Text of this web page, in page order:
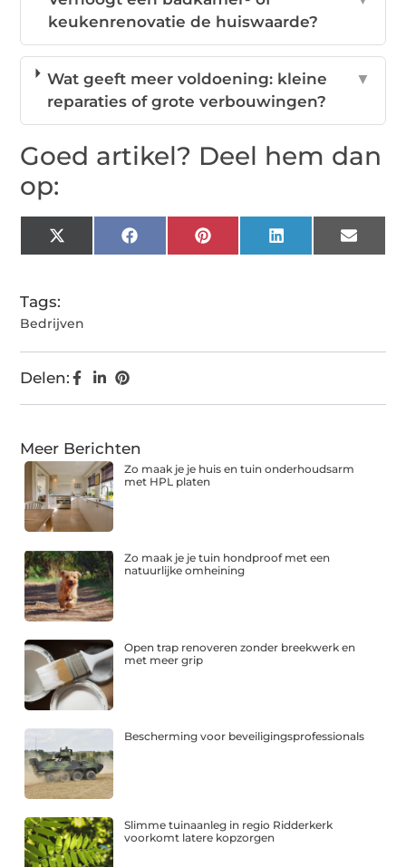
keukenrenovatie de huiswaarde?
Wat geeft meer voldoening: kleine
reparaties of grote verbouwingen?
▼
Goed artikel? Deel hem dan
op:
X
(Twitter)
FacebookPinterestLinkedIn Email
Tags:
Bedrijven
Delen:
Meer Berichten
Zo maak je je huis en tuin onderhoudsarm
met HPL platen
Zo maak je je tuin hondproof met een
natuurlijke omheining
Open trap renoveren zonder breekwerk en
met meer grip
Bescherming voor beveiligingsprofessionals
Slimme tuinaanleg in regio Ridderkerk
voorkomt latere kopzorgen